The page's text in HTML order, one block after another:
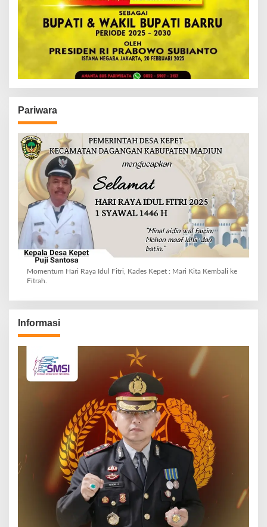
Pariwara
Momentum Hari Raya Idul Fitri, Kades Kepet : Mari Kita Kembali ke
Fitrah.
Informasi